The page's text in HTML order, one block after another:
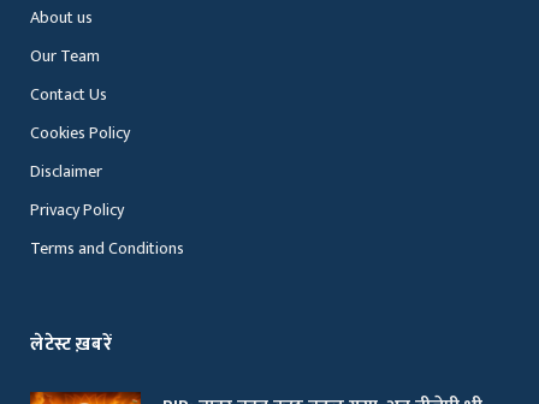
About us
Our Team
Contact Us
Cookies Policy
Disclaimer
Privacy Policy
Terms and Conditions
लेटेस्ट ख़बरें